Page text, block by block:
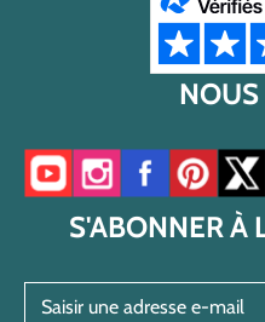
NOUS
Accéder à notre chaîne
Accéder à notre
Accéder àAccéder
S'ABONNER À